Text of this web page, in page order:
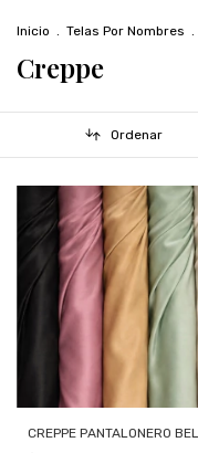
Inicio . Telas Por Nombres .
Creppe
Ordenar
CREPPE PANTALONERO